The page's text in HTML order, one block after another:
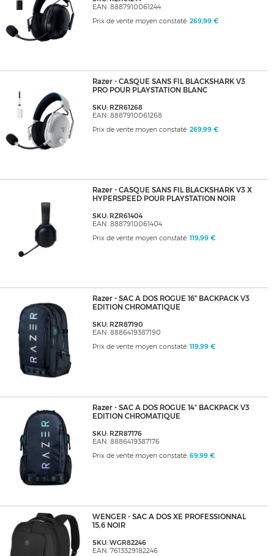
EAN: 8887910061244
Prix de vente moyen constaté: 269,99 €
Razer - CASQUE SANS FIL BLACKSHARK V3
PRO POUR PLAYSTATION BLANC
SKU: RZR61268
EAN: 8887910061268
Prix de vente moyen constaté: 269,99 €
Razer - CASQUE SANS FIL BLACKSHARK V3 X
HYPERSPEED POUR PLAYSTATION NOIR
SKU: RZR61404
EAN: 8887910061404
Prix de vente moyen constaté: 119,99 €
Razer - SAC A DOS ROGUE 16" BACKPACK V3
EDITION CHROMATIQUE
SKU: RZR87190
EAN: 8886419387190
Prix de vente moyen constaté: 119,99 €
Razer - SAC A DOS ROGUE 14" BACKPACK V3
EDITION CHROMATIQUE
SKU: RZR87176
EAN: 8886419387176
Prix de vente moyen constaté: 69,99 €
WENGER - SAC A DOS XE PROFESSIONNAL
15,6 NOIR
SKU: WGR82246
EAN: 7613329182246